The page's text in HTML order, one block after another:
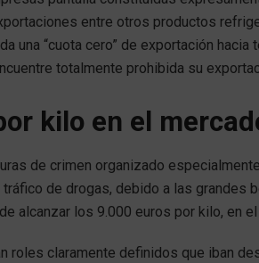
entre otros productos
una “cuota cero” de exportación
totalmente prohibida su
kilo en el
de crimen organizado
de drogas, debido a las grandes
alcanzar los 9.000 euros por kilo, en
roles claramente definidos que iban